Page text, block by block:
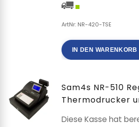
ArtNr: NR-420-TSE
IN DEN WARENKORB
Sam4s NR-510
Thermodrucker
Diese Kasse hat